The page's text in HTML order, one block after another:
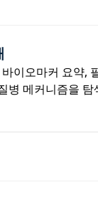
이오마커 요약,
병 메커니즘을